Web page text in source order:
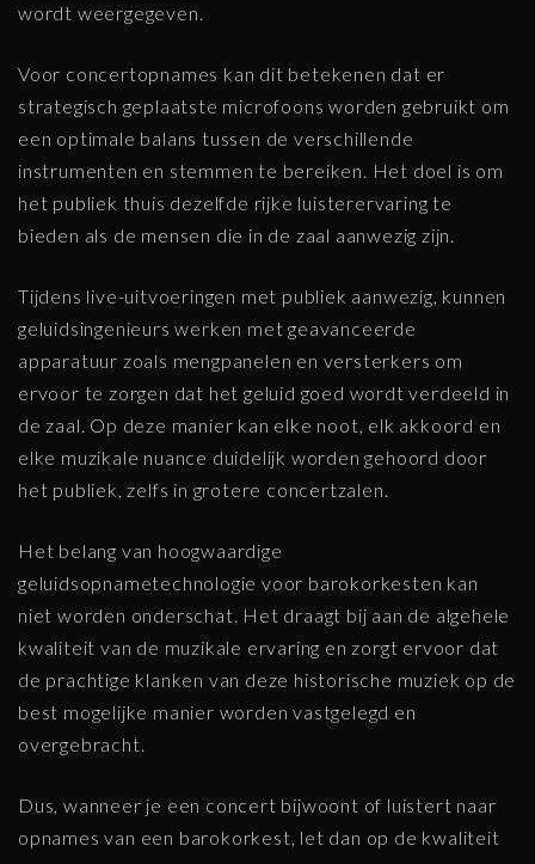
wordt weergegeven.
Voor concertopnames kan dit betekenen dat er
strategisch geplaatste microfoons worden gebruikt om
een optimale balans tussen de verschillende
instrumenten en stemmen te bereiken. Het doel is om
het publiek thuis dezelfde rijke luisterervaring te
bieden als de mensen die in de zaal aanwezig zijn.
Tijdens live-uitvoeringen met publiek aanwezig, kunnen
geluidsingenieurs werken met geavanceerde
apparatuur zoals mengpanelen en versterkers om
ervoor te zorgen dat het geluid goed wordt verdeeld in
de zaal. Op deze manier kan elke noot, elk akkoord en
elke muzikale nuance duidelijk worden gehoord door
het publiek, zelfs in grotere concertzalen.
Het belang van hoogwaardige
geluidsopnametechnologie voor barokorkesten kan
niet worden onderschat. Het draagt bij aan de algehele
kwaliteit van de muzikale ervaring en zorgt ervoor dat
de prachtige klanken van deze historische muziek op de
best mogelijke manier worden vastgelegd en
overgebracht.
Dus, wanneer je een concert bijwoont of luistert naar
opnames van een barokorkest, let dan op de kwaliteit